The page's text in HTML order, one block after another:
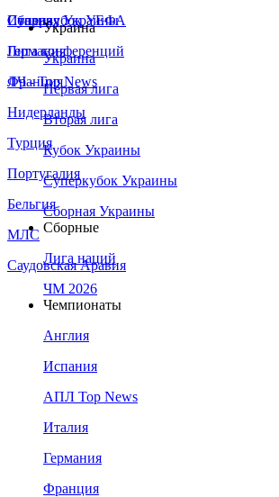
Сборная Украины
Италия
Германия
Франция
Нидерланды
Турция
Португалия
Бельгия
МЛС
Саудовская Аравия
Суперкубок УЕФА
Лига конференций
ЛЧ - Top News
Украина
Украина
Первая лига
Вторая лига
Кубок Украины
Суперкубок Украины
Сборная Украины
Сборные
Лига наций
ЧМ 2026
Чемпионаты
Англия
Испания
АПЛ Top News
Италия
Германия
Франция